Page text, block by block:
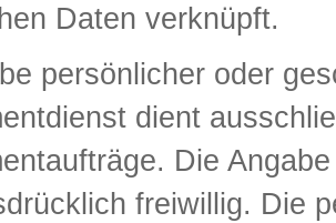
Daten verknüpft.
persönlicher oder
dient
Die
freiwillig. Die